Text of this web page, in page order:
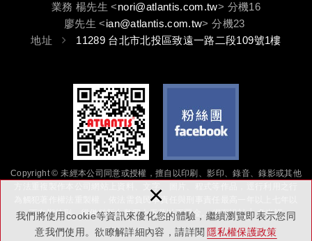
我們將使用cookie等資訊來優化您的體驗，繼續瀏覽即表示您同
意我們使用。欲瞭解詳細內容，請詳閱 隱私權保護政策
×
業務 楊先生 <nori@atlantis.com.tw> 分機16
廖先生 <ian@atlantis.com.tw> 分機23
地址
11289 台北市北投區致遠一路二段109號1樓
Copyright © 未經本公司同意或授權，擅自以印刷、影印、錄音、錄影或其他
為觸犯著作權法重製權，依法需負民事責任與刑事責任最高一年以上七年以
下有期徒刑，得併科新台幣四十五萬以下罰金。 網頁設計│ 多米諾